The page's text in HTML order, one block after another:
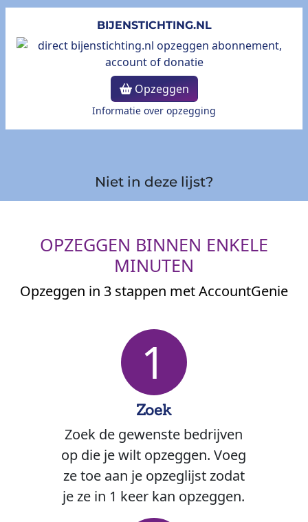
BIJENSTICHTING.NL
Opzeggen
Informatie over opzegging
Niet in deze lijst?
OPZEGGEN BINNEN ENKELE
MINUTEN
Opzeggen in 3 stappen met AccountGenie
1
Zoek
Zoek de gewenste bedrijven
op die je wilt opzeggen. Voeg
ze toe aan je opzeglijst zodat
je ze in 1 keer kan opzeggen.